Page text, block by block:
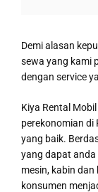
Demi alasan
sewa yang kami
dengan service
Kiya Rental
perekonomian
yang baik.
yang dapat
mesin, kabin
konsumen